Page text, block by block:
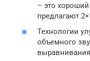
– это
предлагают
Технологии
объемного